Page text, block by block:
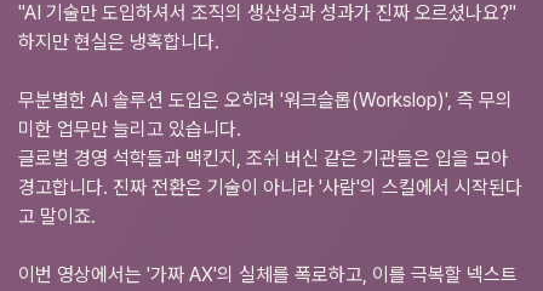
"AI 기술만 도입하셔서 조직의 생산성과 성과가 진짜 오르셨나요?"
하지만 현실은 냉혹합니다.
무분별한 AI 솔루션 도입은 오히려 '워크슬롭(Workslop)', 즉 무의
미한 업무만 늘리고 있습니다.
글로벌 경영 석학들과 맥킨지, 조쉬 버신 같은 기관들은 입을 모아
경고합니다. 진짜 전환은 기술이 아니라 '사람'의 스킬에서 시작된다
고 말이죠.
이번 영상에서는 '가짜 AX'의 실체를 폭로하고, 이를 극복할 넥스트